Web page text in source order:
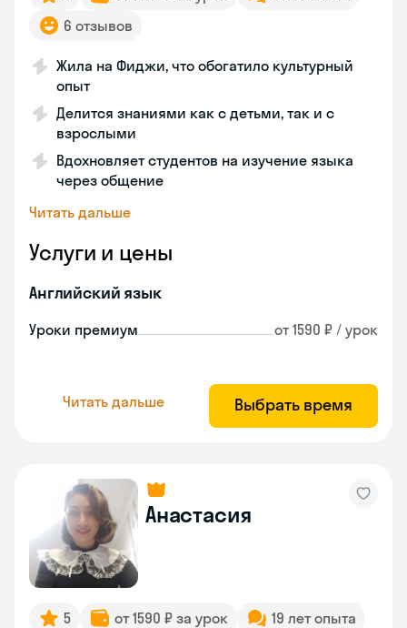
6 отзывов
Жила на Фиджи, что обогатило культурный
опыт
Делится знаниями как с детьми, так и с
взрослыми
Вдохновляет студентов на изучение языка
через общение
Читать дальше
Услуги и цены
Английский язык
Уроки премиум от 1590 ₽ / урок
Читать дальше Выбрать время
Анастасия
5 от 1590 ₽ за урок 19 лет опыта